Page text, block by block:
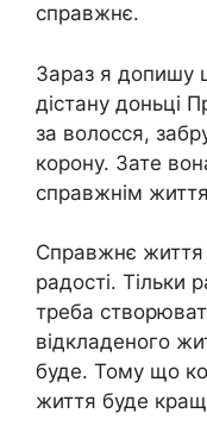
справжнє.
Зараз я допишу
дістану доньці
за волосся,
корону. Зате
справжнім
Справжнє життя
радості. Тільки
треба
відкладеного
буде. Тому що
життя буде